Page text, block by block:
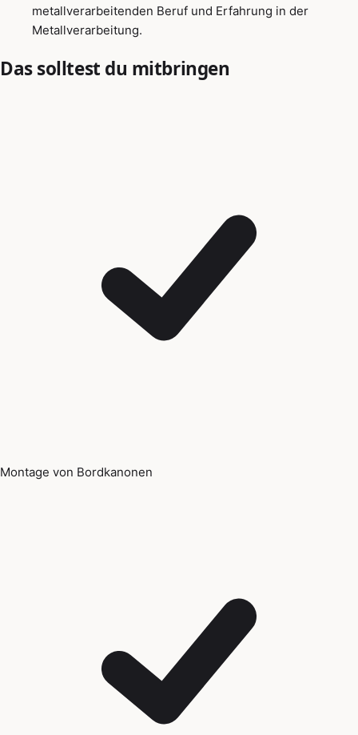
metallverarbeitenden Beruf und Erfahrung in der
Metallverarbeitung.
Das solltest du mitbringen
Montage von Bordkanonen